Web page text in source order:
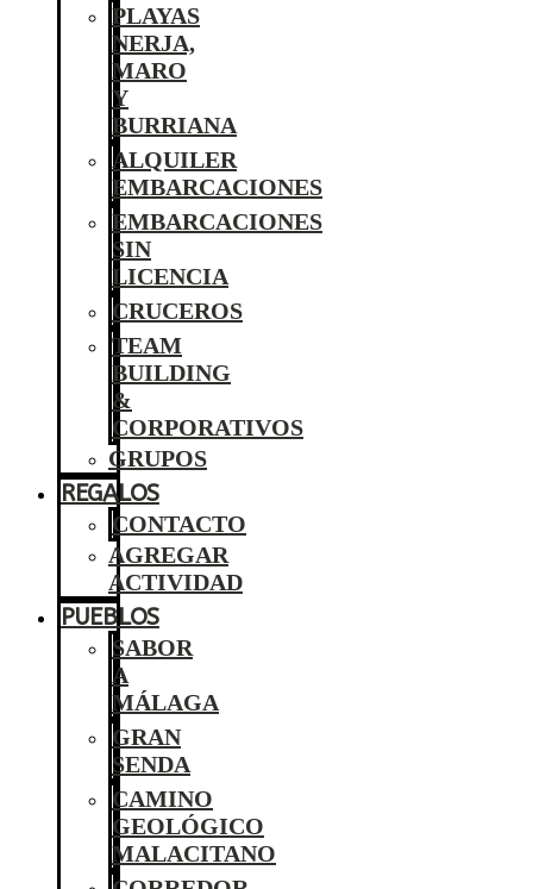
PLAYAS
NERJA,
MARO
Y
BURRIANA
ALQUILER
EMBARCACIONES
EMBARCACIONES
SIN
LICENCIA
CRUCEROS
TEAM
BUILDING
&
CORPORATIVOS
GRUPOS
REGALOS
CONTACTO
AGREGAR
ACTIVIDAD
PUEBLOS
SABOR
A
MÁLAGA
GRAN
SENDA
CAMINO
GEOLÓGICO
MALACITANO